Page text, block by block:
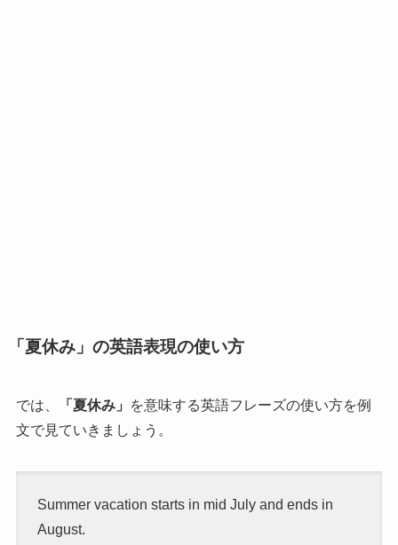
「夏休み」の英語表現の使い方
では、 「夏休み」
を意味する英語フレーズの使い方を例
文で見ていきましょう。
Summer vacation starts in mid July and ends in
August.